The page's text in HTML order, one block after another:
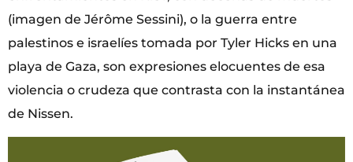
(imagen de Jérôme Sessini), o la guerra entre
palestinos e israelíes tomada por Tyler Hicks en una
playa de Gaza, son expresiones elocuentes de esa
violencia o crudeza que contrasta con la instantánea
de Nissen.